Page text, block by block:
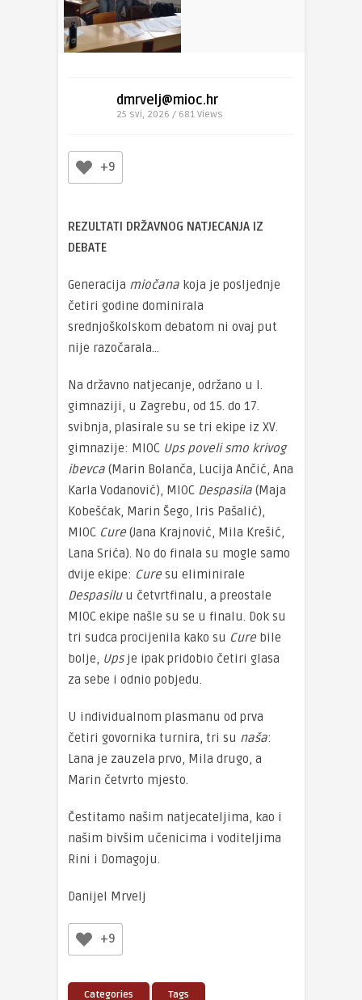
dmrvelj@mioc.hr
25 svi, 2026 / 681 Views
+9
REZULTATI DRŽAVNOG NATJECANJA IZ
DEBATE
Generacija miočana koja je posljednje
četiri godine dominirala
srednjoškolskom debatom ni ovaj put
nije razočarala…
Na državno natjecanje, održano u I.
gimnaziji, u Zagrebu, od 15. do 17.
svibnja, plasirale su se tri ekipe iz XV.
gimnazije: MIOC Ups poveli smo krivog
ibevca (Marin Bolanča, Lucija Ančić, Ana
Karla Vodanović), MIOC Despasila (Maja
Kobešćak, Marin Šego, Iris Pašalić),
MIOC Cure (Jana Krajnović, Mila Krešić,
Lana Srića). No do finala su mogle samo
dvije ekipe: Cure su eliminirale
Despasiluu četvrtfinalu, a preostale
MIOC ekipe našle su se u finalu. Dok su
tri sudca procijenila kako su Cure bile
bolje, Upsje ipak pridobio četiri glasa
za sebe i odnio pobjedu.
U individualnom plasmanu od prva
četiri govornika turnira, tri su naša:
Lana je zauzela prvo, Mila drugo, a
Marin četvrto mjesto.
Čestitamo našim natjecateljima, kao i
našim bivšim učenicima i voditeljima
Rini i Domagoju.
Danijel Mrvelj
+9
Categories Tags